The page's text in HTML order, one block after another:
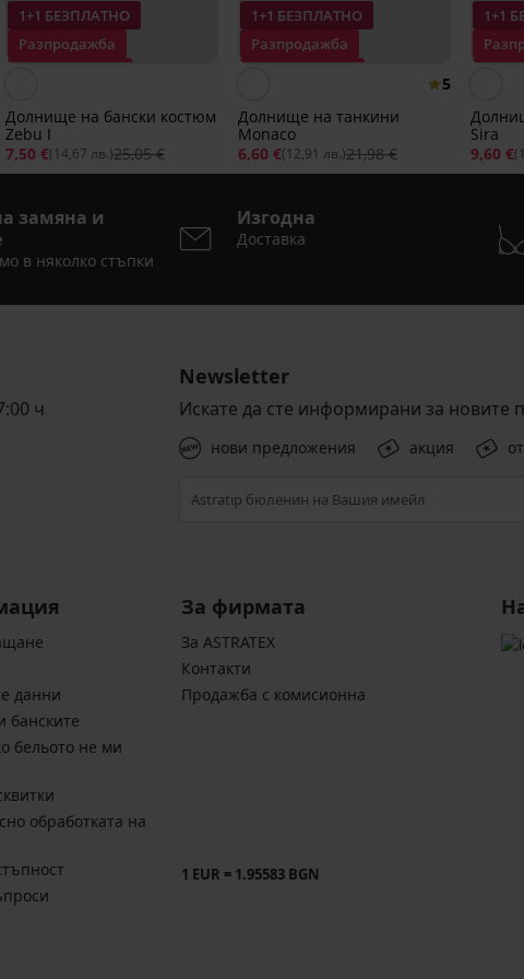
1+1 БЕЗПЛАТНО
Разпродажба
Долнище на бански костюм
Zebu I
7,50 €(14,67 лв.)25,05 €
1+1 БЕЗПЛАТНО
Разпродажба
5
Долнище на танкини
Monaco
6,60 €(12,91 лв.)21,98 €
1+1
Sira
9,60 €
замяна и
в няколко стъпки
Изгодна
Доставка
ч
Newsletter
Искате да сте информирани за новите
нови предложения акция
данни
банските
бельото не ми
обработката на
За фирмата
За ASTRATEX
Контакти
Продажба с комисионна
1 EUR = 1.95583 BGN